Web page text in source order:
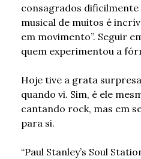
consagrados dificilmente
musical de muitos é
em movimento”. Seguir
quem experimentou a
Hoje tive a grata surpresa
quando vi. Sim, é ele
cantando rock, mas em
para si.
“Paul Stanley’s Soul